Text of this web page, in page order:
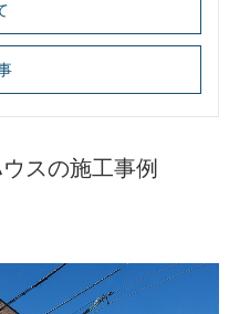
スの施工事例